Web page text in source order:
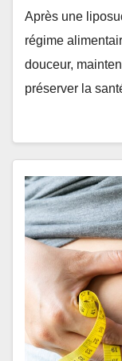
Après une
régime
douceur,
préserver la